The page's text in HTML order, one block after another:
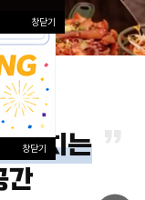
넘치는
창닫기
창닫기